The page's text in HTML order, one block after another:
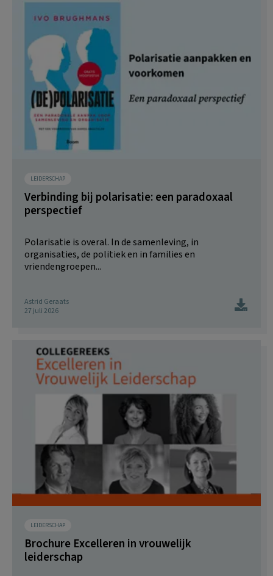
LEIDERSCHAP
Verbinding bij polarisatie: een paradoxaal
perspectief
Polarisatie is overal. In de samenleving, in
organisaties, de politiek en in families en
vriendengroepen...
Astrid Geraats
27 juli 2026
LEIDERSCHAP
Brochure Excelleren in vrouwelijk
leiderschap